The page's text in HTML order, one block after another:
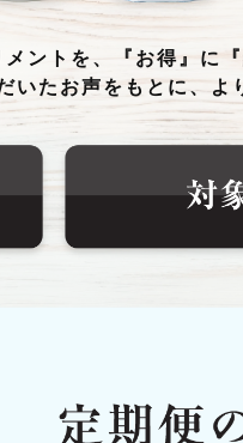
ントを、『お得』に
いたお声をもとに、よ